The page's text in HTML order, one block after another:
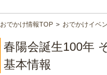
おでかけ情報TOP おでかけイベ
春陽会誕生100年
基本情報